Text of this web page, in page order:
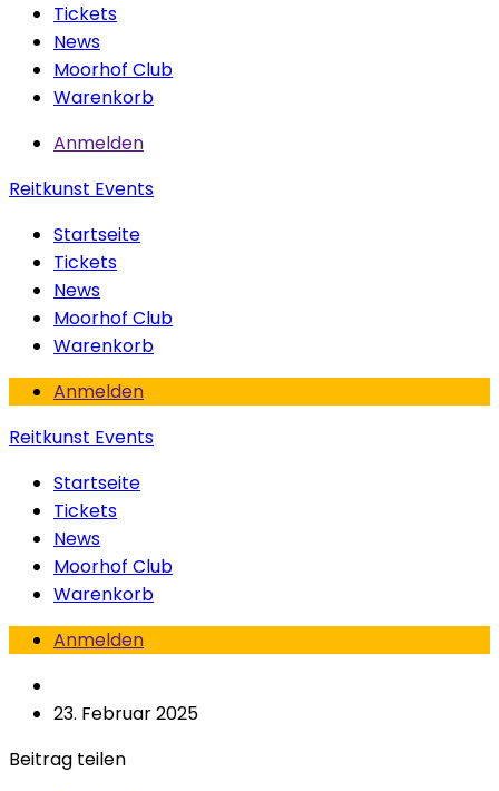
Tickets
News
Moorhof Club
Warenkorb
Anmelden
Reitkunst Events
Startseite
Tickets
News
Moorhof Club
Warenkorb
Anmelden
Reitkunst Events
Startseite
Tickets
News
Moorhof Club
Warenkorb
Anmelden
23. Februar 2025
Beitrag teilen